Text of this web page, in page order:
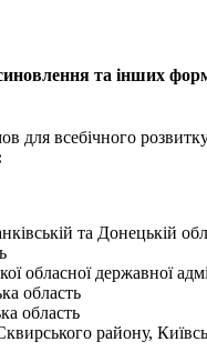
та інших форм
всебічного
та Донецькій
державної
область
область
району,